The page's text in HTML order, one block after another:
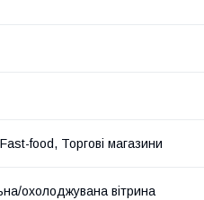
food, Торгові магазини
охолоджувана вітрина